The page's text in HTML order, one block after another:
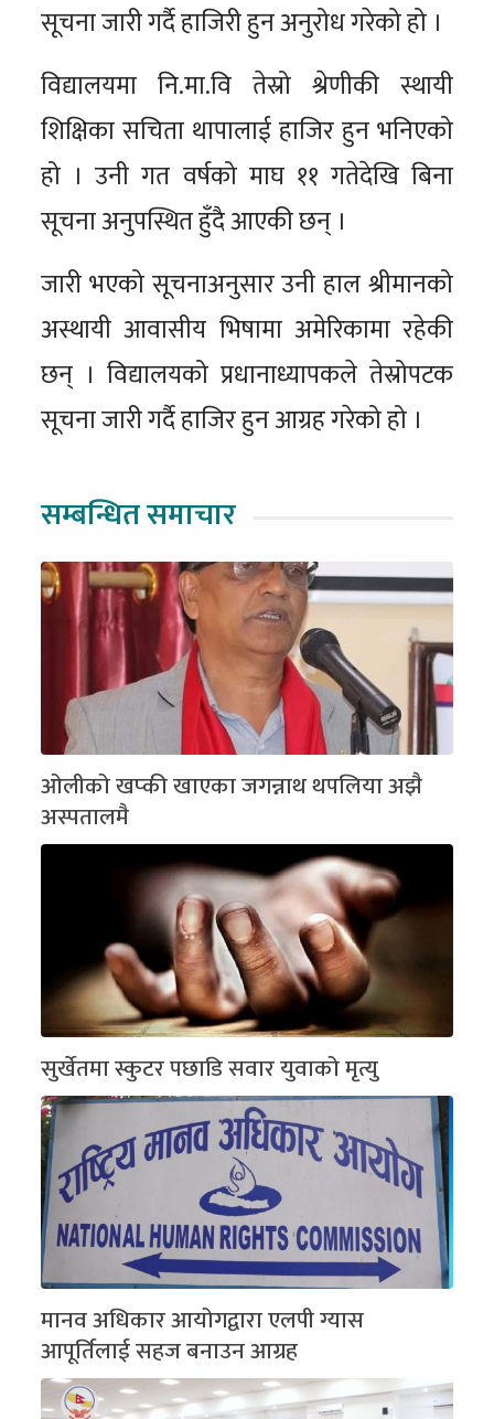
सूचना जारी गर्दै हाजिरी हुन अनुरोध गरेको हो ।
विद्यालयमा नि.मा.वि तेस्रो श्रेणीकी स्थायी
शिक्षिका सचिता थापालाई हाजिर हुन भनिएको
हो । उनी गत वर्षको माघ ११ गतेदेखि बिना
सूचना अनुपस्थित हुँदै आएकी छन् ।
जारी भएको सूचनाअनुसार उनी हाल श्रीमानको
अस्थायी आवासीय भिषामा अमेरिकामा रहेकी
छन् । विद्यालयको प्रधानाध्यापकले तेस्रोपटक
सूचना जारी गर्दै हाजिर हुन आग्रह गरेको हो ।
सम्बन्धित समाचार
ओलीको खप्की खाएका जगन्नाथ थपलिया अझै
अस्पतालमै
सुर्खेतमा स्कुटर पछाडि सवार युवाको मृत्यु
मानव अधिकार आयोगद्वारा एलपी ग्यास
आपूर्तिलाई सहज बनाउन आग्रह